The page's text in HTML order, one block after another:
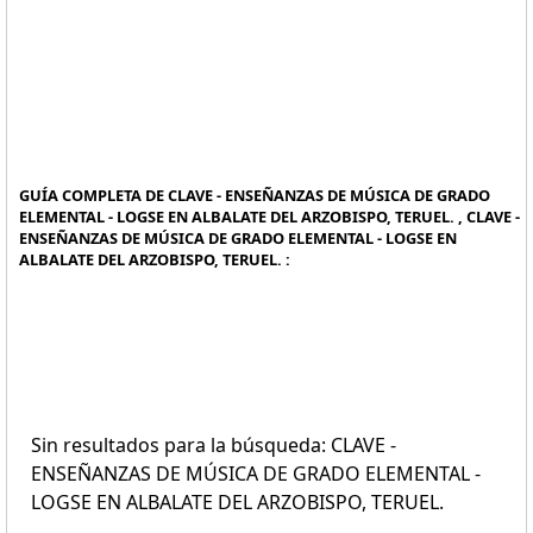
GUÍA COMPLETA DE CLAVE - ENSEÑANZAS DE MÚSICA DE GRADO
ELEMENTAL - LOGSE EN ALBALATE DEL ARZOBISPO, TERUEL. , CLAVE -
ENSEÑANZAS DE MÚSICA DE GRADO ELEMENTAL - LOGSE EN
ALBALATE DEL ARZOBISPO, TERUEL. :
Sin resultados para la búsqueda: CLAVE -
ENSEÑANZAS DE MÚSICA DE GRADO ELEMENTAL -
LOGSE EN ALBALATE DEL ARZOBISPO, TERUEL.